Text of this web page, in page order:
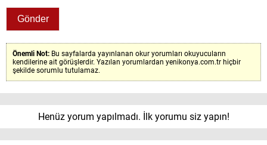
Önemli Not: Bu sayfalarda yayınlanan okur yorumları okuyucuların
kendilerine ait görüşlerdir. Yazılan yorumlardan yenikonya.com.tr hiçbir
şekilde sorumlu tutulamaz.
Henüz yorum yapılmadı. İlk yorumu siz yapın!